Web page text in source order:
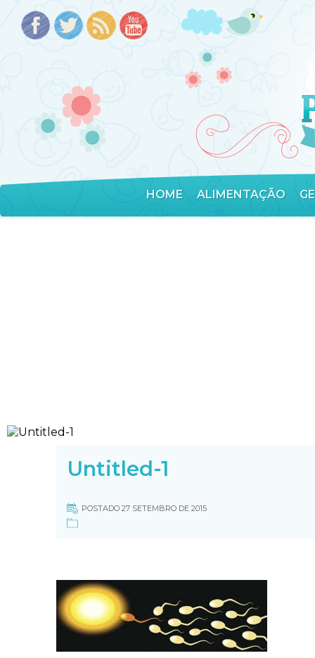
HOME ALIMENTAÇÃO
Untitled-1
POSTADO 27 SETEMBRO DE 2015